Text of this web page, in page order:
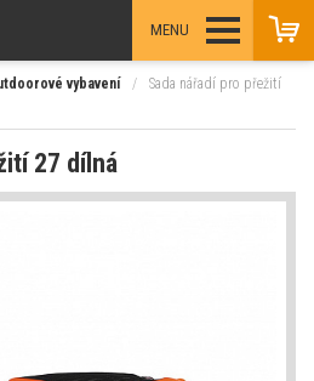
MENU
vybavení /
Sada nářadí pro přežití
27 dílná